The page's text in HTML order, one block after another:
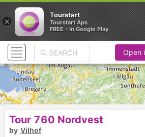
Open
Tour 760 Nordvest
by Vilhof
×
Tourstart
Tourstart Aps
FREE - In Google Play